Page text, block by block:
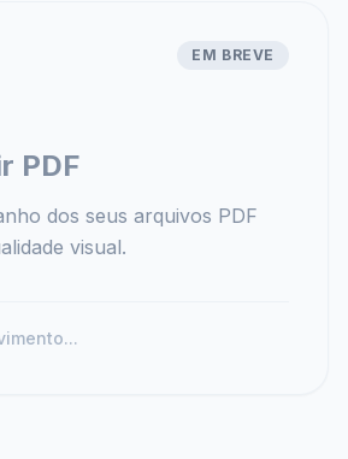
EM BREVE
PDF
dos seus arquivos PDF
visual.